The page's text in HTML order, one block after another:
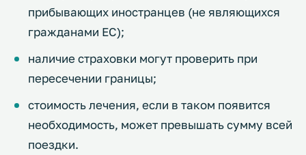
прибывающих иностранцев (не являющихся
гражданами ЕС);
наличие страховки могут проверить при
пересечении границы;
стоимость лечения, если в таком появится
необходимость, может превышать сумму всей
поездки.